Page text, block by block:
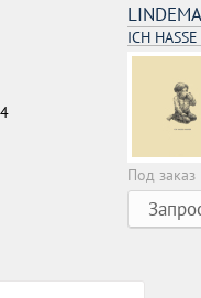
ICH
Под заказ